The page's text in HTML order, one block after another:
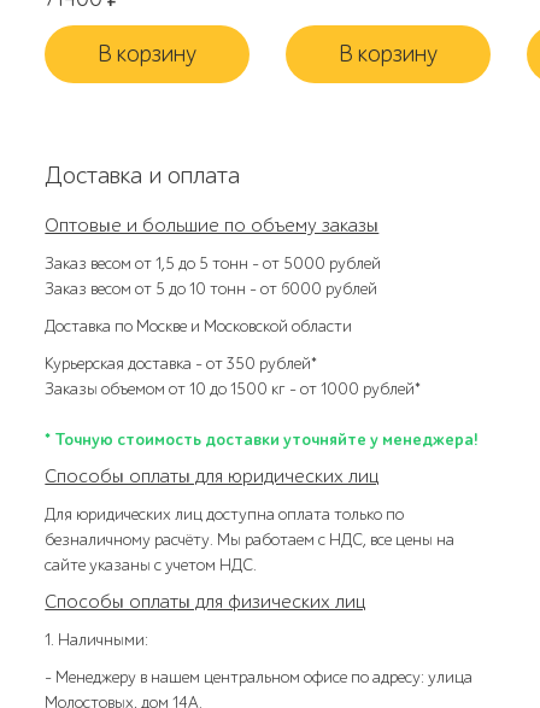
В корзину В корзину
Доставка и оплата
Оптовые и большие по объему заказы
Заказ весом от 1,5 до 5 тонн – от 5000 рублей
Заказ весом от 5 до 10 тонн – от 6000 рублей
Доставка по Москве и Московской области
Курьерская доставка – от 350 рублей*
Заказы объемом от 10 до 1500 кг – от 1000 рублей*
* Точную стоимость доставки уточняйте у менеджера!
Способы оплаты для юридических лиц
Для юридических лиц доступна оплата только по
безналичному расчёту. Мы работаем с НДС, все цены на
сайте указаны с учетом НДС.
Способы оплаты для физических лиц
1. Наличными:
- Менеджеру в нашем центральном офисе по адресу: улица
Молостовых, дом 14А.